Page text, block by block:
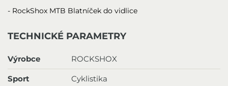
- RockShox MTB Blatníček do vidlice
TECHNICKÉ PARAMETRY
Výrobce ROCKSHOX
Sport Cyklistika